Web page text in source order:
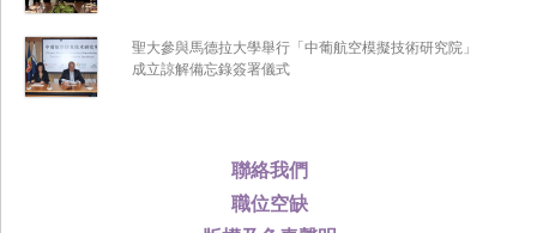
聯絡我們
職位空缺
聖大參與馬德拉大學舉行「中葡航空模擬技術研究院」
成立諒解備忘錄簽署儀式